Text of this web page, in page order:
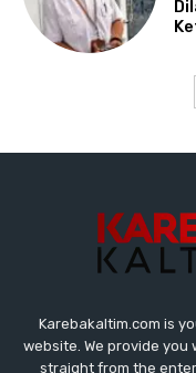
Karebakaltim.com is
website. We provide
straight from the